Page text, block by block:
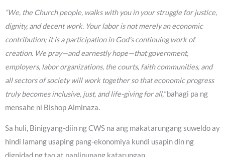
“We, the Church people, walks with you in your struggle for justice,
dignity, and decent work. Your labor is not merely an economic
contribution; it is a participation in God’s continuing work of
creation. We pray—and earnestly hope—that government,
employers, labor organizations, the courts, faith communities, and
all sectors of society will work together so that economic progress
truly becomes inclusive, just, and life-giving for all,”bahagi pa ng
mensahe ni Bishop Alminaza.
Sa huli, Binigyang-diin ng CWS na ang makatarungang suweldo ay
hindi lamang usaping pang-ekonomiya kundi usapin din ng